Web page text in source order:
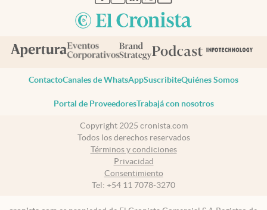
ContactoCanales de WhatsAppSuscribiteQuiénes Somos
Portal de ProveedoresTrabajá con nosotros
Copyright 2025 cronista.com
Todos los derechos reservados
Términos y condiciones
Privacidad
Consentimiento
Tel: +54 11 7078-3270